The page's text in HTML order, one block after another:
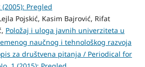
Pregled
Pojskić, Kasim Bajrović, Rifat
Položaj i uloga javnih univerziteta u
naučnog i tehnološkog razvoja
za društvena pitanja / Periodical for